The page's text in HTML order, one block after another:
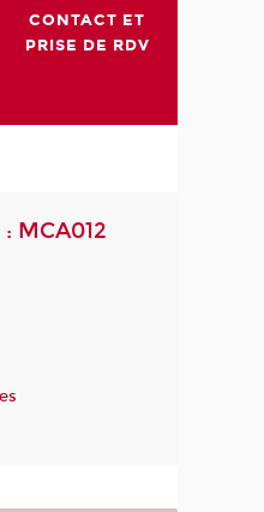
CONTACT ET
PRISE DE RDV
MCA012